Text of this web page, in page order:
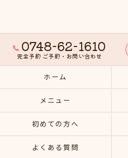
0748-62-1610
完全予約 ご予約・お問い合わせ
ホーム
メニュー
初めての方へ
よくある質問